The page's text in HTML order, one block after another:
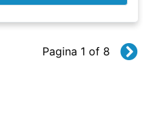
Pagina 1 of 8